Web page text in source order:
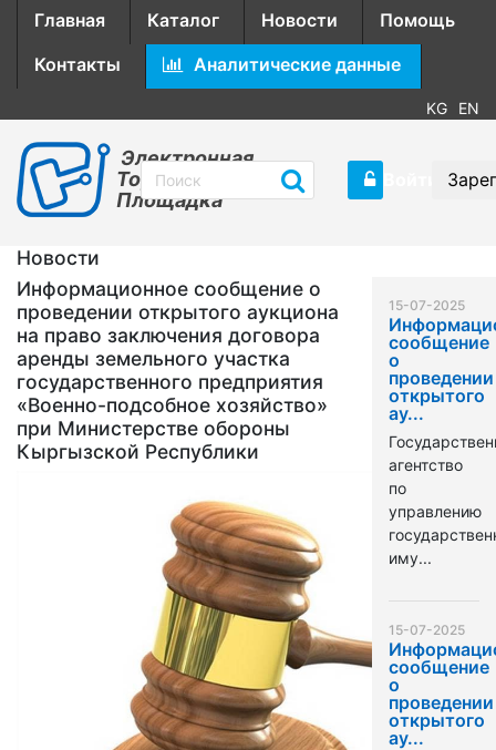
Главная Каталог Новости
Помощь
Контакты
Аналитические данные
KG EN
Электронная
Торговая
Площадка
Новости
Информационное сообщение о
проведении открытого аукциона
на право заключения договора
аренды земельного участка
государственного предприятия
«Военно-подсобное хозяйство»
при Министерстве обороны
Кыргызской Республики
15-07-2025
сообщение
о
проведении
открытого
ау...
агентство
по
управлению
иму...
15-07-2025
сообщение
о
проведении
открытого
ау...